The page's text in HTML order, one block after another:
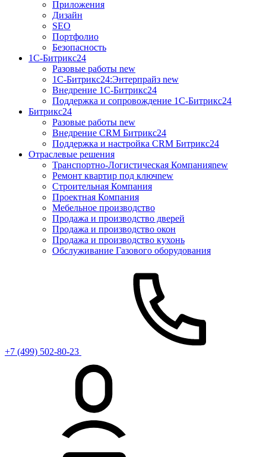
Приложения
Дизайн
SEO
Портфолио
Безопасность
1C-Битрикс24
Разовые работы new
1С-Битрикс24:Энтерпрайз new
Внедрение 1C-Битрикс24
Поддержка и сопровождение 1С-Битрикс24
Битрикс24
Разовые работы new
Внедрение CRM Битрикс24
Поддержка и настройка CRM Битрикс24
Отраслевые решения
Транспортно-Логистическая Компанияnew
Ремонт квартир под ключnew
Строительная Компания
Проектная Компания
Мебельное производство
Продажа и производство дверей
Продажа и производство окон
Продажа и производство кухонь
Обслуживание Газового оборудования
+7 (499) 502-80-23